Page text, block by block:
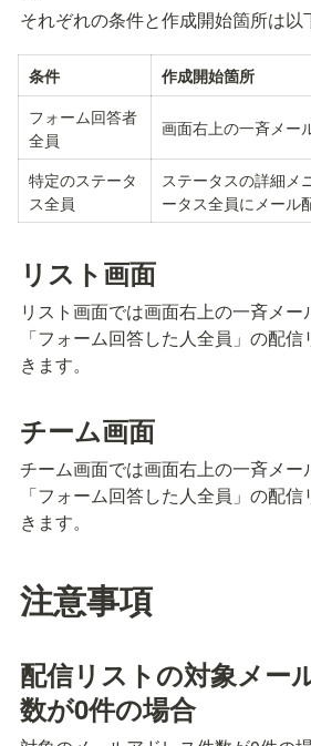
それぞれの条件と作成開始箇所は以
条件 作成開始箇所
フォーム回答者
全員
画面右上の一斉メー
特定のステータ
ス全員
ステータスの詳細メ
ータス全員にメール
リスト画面
リスト画面では画面右上の一斉メー
「フォーム回答した人全員」の配
きます。
チーム画面
チーム画面では画面右上の一斉メー
「フォーム回答した人全員」の配
きます。
注意事項
配信リストの対象メー
数が0件の場合